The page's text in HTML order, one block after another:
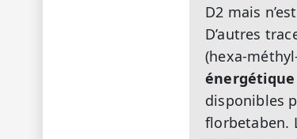
D2 mais
D’autres
(hexa-
énergétique
disponibles
florbetaben.